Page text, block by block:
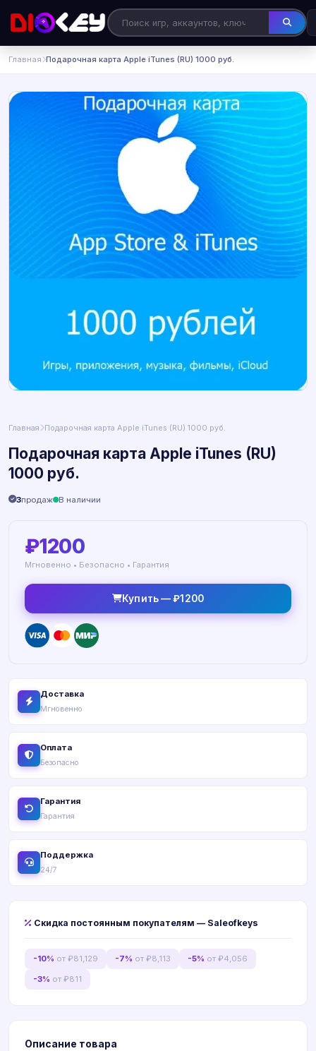
Главная Подарочная карта Apple iTunes (RU) 1000 руб.
Главная Подарочная карта Apple iTunes (RU) 1000 руб.
Подарочная карта Apple iTunes (RU)
1000 руб.
3продаж В наличии
₽1200
Мгновенно • Безопасно • Гарантия
Купить — ₽1200
Доставка
Мгновенно
Оплата
Безопасно
Гарантия
Гарантия
Поддержка
24/7
Скидка постоянным покупателям — Saleofkeys
-10% от ₽81,129 -7% от ₽8,113 -5% от ₽4,056
-3% от ₽811
Описание товара